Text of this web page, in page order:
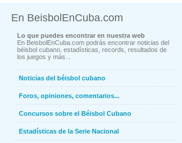
En BeisbolEnCuba.com
Lo que puedes encontrar en nuestra web
En BeisbolEnCuba.com podrás encontrar noticias del
béisbol cubano, estadísticas, records, resultados de
los juegos y más...
Noticias del béisbol cubano
Foros, opiniones, comentarios...
Concursos sobre el Béisbol Cubano
Estadísticas de la Serie Nacional